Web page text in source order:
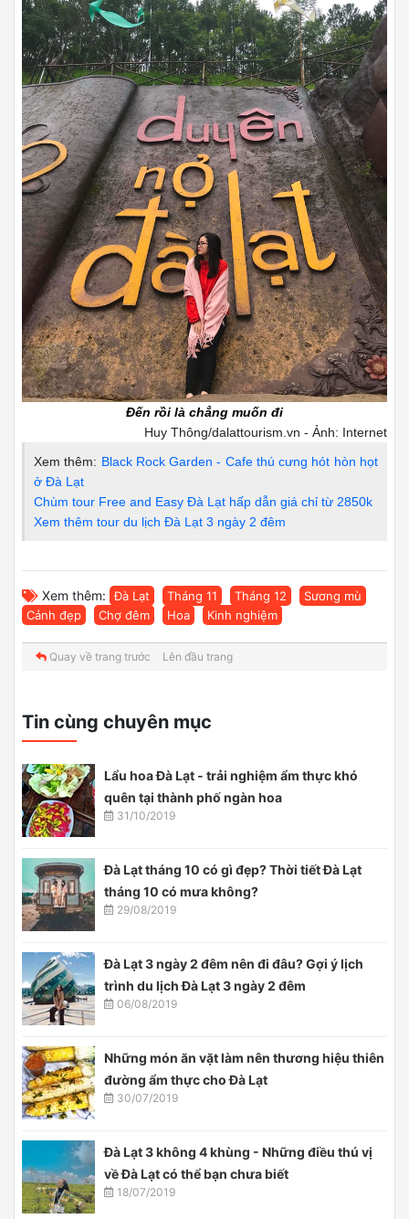
Đến rồi là chẳng muốn đi
Huy Thông/dalattourism.vn - Ảnh: Internet
Xem thêm: Black Rock Garden - Cafe thú cưng hót hòn họt
ở Đà Lạt
Chùm tour Free and Easy Đà Lạt hấp dẫn giá chỉ từ 2850k
Xem thêm tour du lịch Đà Lạt 3 ngày 2 đêm
Xem thêm: Đà Lạt Tháng 11 Tháng 12
Sương mù
Cảnh đẹp
Chợ đêm Hoa Kinh nghiệm
Quay về trang trước Lên đầu trang
Tin cùng chuyên mục
Lẩu hoa Đà Lạt - trải nghiệm ẩm thực khó
quên tại thành phố ngàn hoa
31/10/2019
Đà Lạt tháng 10 có gì đẹp? Thời tiết Đà Lạt
tháng 10 có mưa không?
29/08/2019
Đà Lạt 3 ngày 2 đêm nên đi đâu? Gợi ý lịch
trình du lịch Đà Lạt 3 ngày 2 đêm
06/08/2019
Những món ăn vặt làm nên thương hiệu thiên
đường ẩm thực cho Đà Lạt
30/07/2019
Đà Lạt 3 không 4 khùng - Những điều thú vị
về Đà Lạt có thể bạn chưa biết
18/07/2019